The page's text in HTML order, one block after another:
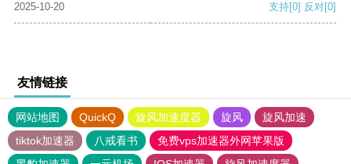
2025-10-20 支持[0] 反对[0]
友情链接
网站地图 QuickQ 旋风加速度器 旋风
旋风加速
tiktok加速器
八戒看书
免费vps加速器外网苹果版